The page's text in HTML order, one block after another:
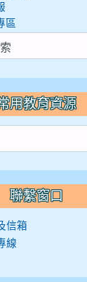
區
用教育資源
聯繫窗口
信箱
線